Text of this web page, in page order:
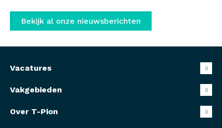
Bekijk al onze nieuwsberichten
Vacatures
Vakgebieden
Over T-Pion